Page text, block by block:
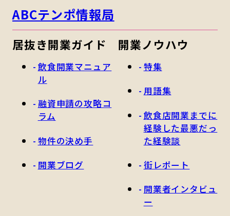
ABCテンポ情報局
居抜き開業ガイド
飲食開業マニュア
ル
融資申請の攻略コ
ラム
物件の決め手
開業ブログ
開業ノウハウ
特集
用語集
飲食店開業までに
経験した最悪だっ
た経験談
街レポート
開業者インタビュ
ー